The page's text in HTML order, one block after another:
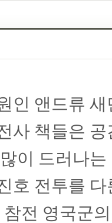
인 앤드류
사 책들은
이 드러나는
호 전투를
전 영국군